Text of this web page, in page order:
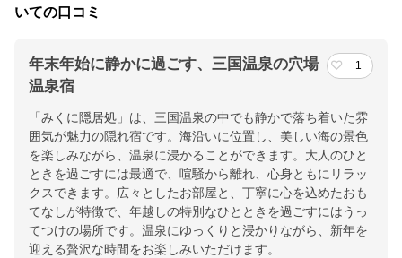
交通アクセス
北陸自動車道金津ICより約25分、小松空港より車で約1時間。
提供：楽天トラベル
楽天トラベルで
ホテル詳細を詳しく見る
いての口コミ
年末年始に静かに過ごす、三国温泉の穴場
温泉宿
1
「みくに隠居処」は、三国温泉の中でも静かで落ち着いた雰
囲気が魅力の隠れ宿です。海沿いに位置し、美しい海の景色
を楽しみながら、温泉に浸かることができます。大人のひと
ときを過ごすには最適で、喧騒から離れ、心身ともにリラッ
クスできます。広々としたお部屋と、丁寧に心を込めたおも
てなしが特徴で、年越しの特別なひとときを過ごすにはうっ
てつけの場所です。温泉にゆっくりと浸かりながら、新年を
迎える贅沢な時間をお楽しみいただけます。